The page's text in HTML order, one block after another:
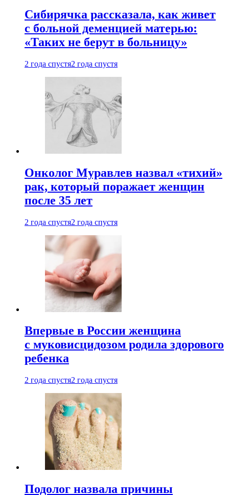
Сибирячка рассказала, как живет
с больной деменцией матерью:
«Таких не берут в больницу»
2 года спустя2 года спустя
Онколог Муравлев назвал «тихий»
рак, который поражает женщин
после 35 лет
2 года спустя2 года спустя
Впервые в России женщина
с муковисцидозом родила здорового
ребенка
2 года спустя2 года спустя
Подолог назвала причины